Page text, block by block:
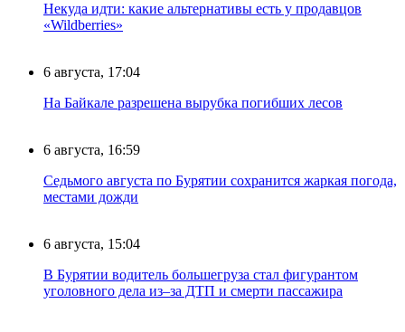
Некуда идти: какие альтернативы есть у продавцов
«Wildberries»
6 августа, 17:04
На Байкале разрешена вырубка погибших лесов
6 августа, 16:59
Седьмого августа по Бурятии сохранится жаркая погода,
местами дожди
6 августа, 15:04
В Бурятии водитель большегруза стал фигурантом
уголовного дела из–за ДТП и смерти пассажира